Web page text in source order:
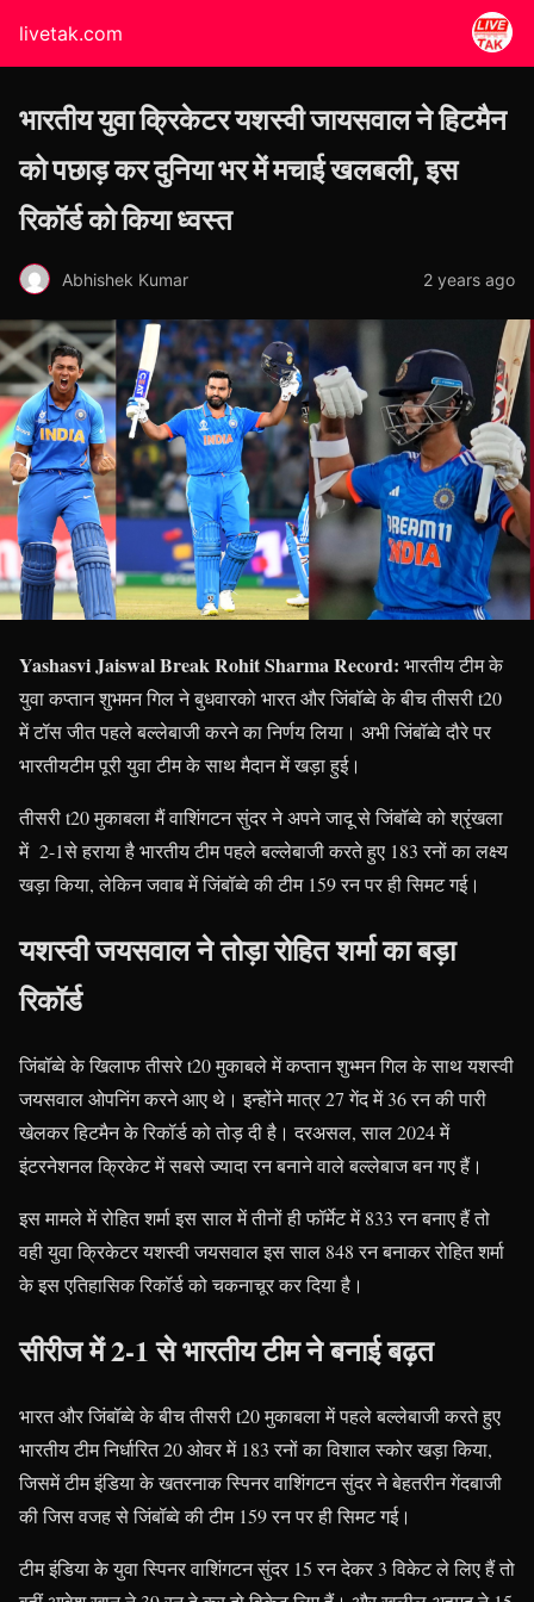
livetak.com
भारतीय युवा क्रिकेटर यशस्वी जायसवाल ने हिटमैन
को पछाड़ कर दुनिया भर में मचाई खलबली, इस
रिकॉर्ड को किया ध्वस्त
Abhishek Kumar 2 years ago
Yashasvi Jaiswal Break Rohit Sharma Record: भारतीय टीम के
युवा कप्तान शुभमन गिल ने बुधवारको भारत और जिंबॉब्वे के बीच तीसरी t20
में टॉस जीत पहले बल्लेबाजी करने का निर्णय लिया। अभी जिंबॉब्वे दौरे पर
भारतीयटीम पूरी युवा टीम के साथ मैदान में खड़ा हुई।
तीसरी t20 मुकाबला मैं वाशिंगटन सुंदर ने अपने जादू से जिंबॉब्वे को श्रृंखला
में 2-1से हराया है भारतीय टीम पहले बल्लेबाजी करते हुए 183 रनों का लक्ष्य
खड़ा किया, लेकिन जवाब में जिंबॉब्वे की टीम 159 रन पर ही सिमट गई।
यशस्वी जयसवाल ने तोड़ा रोहित शर्मा का बड़ा
रिकॉर्ड
जिंबॉब्वे के खिलाफ तीसरे t20 मुकाबले में कप्तान शुभ्मन गिल के साथ यशस्वी
जयसवाल ओपनिंग करने आए थे। इन्होंने मात्र 27 गेंद में 36 रन की पारी
खेलकर हिटमैन के रिकॉर्ड को तोड़ दी है। दरअसल, साल 2024 में
इंटरनेशनल क्रिकेट में सबसे ज्यादा रन बनाने वाले बल्लेबाज बन गए हैं।
इस मामले में रोहित शर्मा इस साल में तीनों ही फॉर्मेट में 833 रन बनाए हैं तो
वही युवा क्रिकेटर यशस्वी जयसवाल इस साल 848 रन बनाकर रोहित शर्मा
के इस एतिहासिक रिकॉर्ड को चकनाचूर कर दिया है।
सीरीज में 2-1 से भारतीय टीम ने बनाई बढ़त
भारत और जिंबॉब्वे के बीच तीसरी t20 मुकाबला में पहले बल्लेबाजी करते हुए
भारतीय टीम निर्धारित 20 ओवर में 183 रनों का विशाल स्कोर खड़ा किया,
जिसमें टीम इंडिया के खतरनाक स्पिनर वाशिंगटन सुंदर ने बेहतरीन गेंदबाजी
की जिस वजह से जिंबॉब्वे की टीम 159 रन पर ही सिमट गई।
टीम इंडिया के युवा स्पिनर वाशिंगटन सुंदर 15 रन देकर 3 विकेट ले लिए हैं तो